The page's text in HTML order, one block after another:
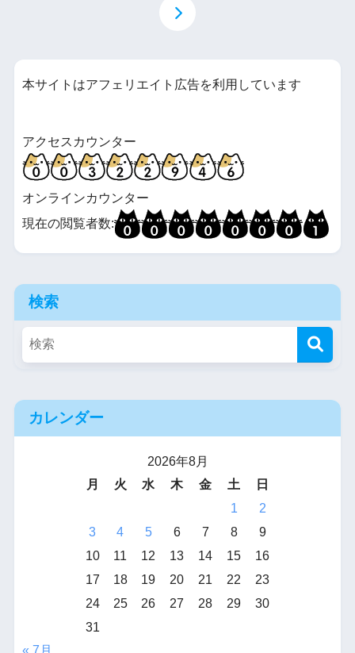
本サイトはアフェリエイト広告を利用しています
アクセスカウンター
オンラインカウンター
現在の閲覧者数:
検索
カレンダー
2026年8月
月
火 水 木 金 土
日
1
2
3
4 5 6 7 8
9
10
11 12 13 14 15
16
17
18 19 20 21 22
23
24
25 26 27 28 29
30
31
« 7月